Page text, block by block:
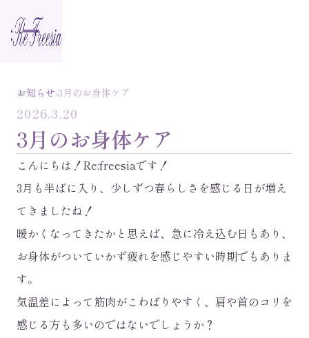
お知らせ›3月のお身体ケア
2026.3.20
3月のお身体ケア
こんにちは！Re:freesiaです！
3月も半ばに入り、少しずつ春らしさを感じる日が増え
てきましたね！
暖かくなってきたかと思えば、急に冷え込む日もあり、
お身体がついていかず疲れを感じやすい時期でもありま
す。
気温差によって筋肉がこわばりやすく、肩や首のコリを
感じる方も多いのではないでしょうか？